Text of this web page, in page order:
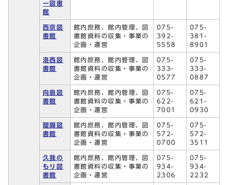
ー図書
館
西京図
書館
館内庶務、館内管理、図
書館資料の収集・事業の
企画・運営
075-
392-
5558
075-
381-
8901
洛西図
書館
館内庶務、館内管理、図
書館資料の収集・事業の
企画・運営
075-
333-
0577
075-
333-
0887
向島図
書館
館内庶務、館内管理、図
書館資料の収集・事業の
企画・運営
075-
622-
7001
075-
621-
0930
醍醐図
書館
館内庶務、館内管理、図
書館資料の収集・事業の
企画・運営
075-
572-
0700
075-
572-
3511
久我の
もり図
書館
館内庶務、館内管理、図
書館資料の収集・事業の
企画・運営
075-
934-
2306
075-
934-
2232